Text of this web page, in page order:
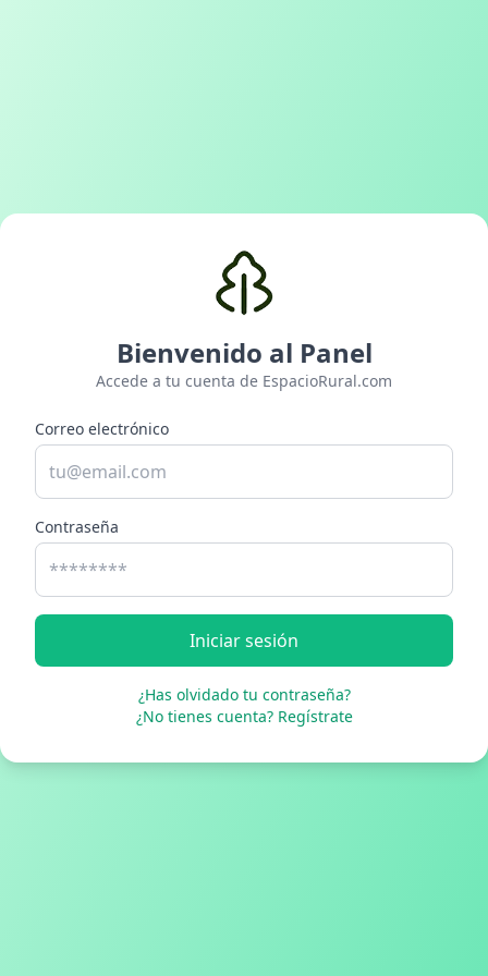
Bienvenido al Panel
Accede a tu cuenta de EspacioRural.com
Correo electrónico
Contraseña
Iniciar sesión
¿Has olvidado tu contraseña?
¿No tienes cuenta? Regístrate